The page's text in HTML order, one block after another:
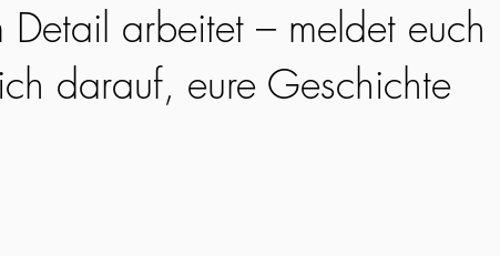
Detail arbeitet – meldet euch
darauf, eure Geschichte